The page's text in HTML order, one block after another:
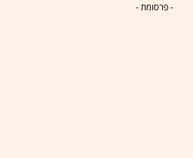
- פרסומת -